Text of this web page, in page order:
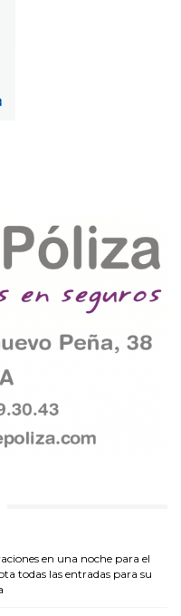
en una noche para el
todas las entradas para su